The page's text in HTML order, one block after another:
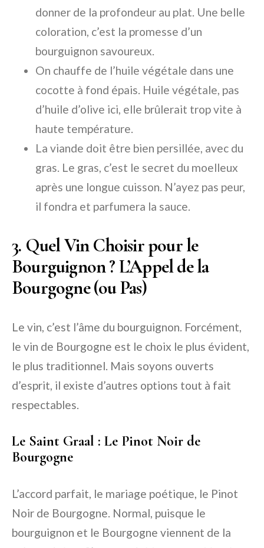
donner de la profondeur au plat. Une belle
coloration, c’est la promesse d’un
bourguignon savoureux.
On chauffe de l’huile végétale dans une
cocotte à fond épais. Huile végétale, pas
d’huile d’olive ici, elle brûlerait trop vite à
haute température.
La viande doit être bien persillée, avec du
gras. Le gras, c’est le secret du moelleux
après une longue cuisson. N’ayez pas peur,
il fondra et parfumera la sauce.
3. Quel Vin Choisir pour le
Bourguignon ? L’Appel de la
Bourgogne (ou Pas)
Le vin, c’est l’âme du bourguignon. Forcément,
le vin de Bourgogne est le choix le plus évident,
le plus traditionnel. Mais soyons ouverts
d’esprit, il existe d’autres options tout à fait
respectables.
Le Saint Graal : Le Pinot Noir de
Bourgogne
L’accord parfait, le mariage poétique, le Pinot
Noir de Bourgogne. Normal, puisque le
bourguignon et le Bourgogne viennent de la